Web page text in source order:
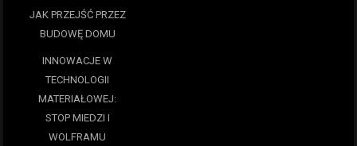
JAK PRZEJŚĆ PRZEZ
BUDOWĘ DOMU
INNOWACJE W
TECHNOLOGII
MATERIAŁOWEJ:
STOP MIEDZI I
WOLFRAMU